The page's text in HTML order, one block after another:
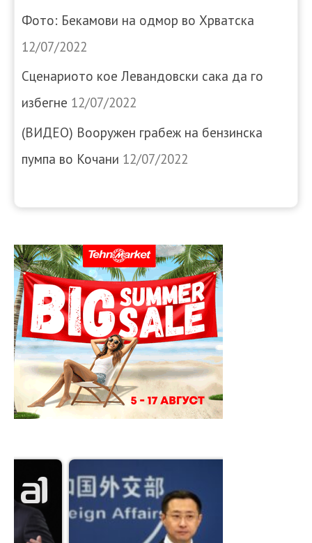
Фото: Бекамови на одмор во Хрватска
12/07/2022
Сценариото кое Левандовски сака да го
избегне 12/07/2022
(ВИДЕО) Вооружен грабеж на бензинска
пумпа во Кочани 12/07/2022